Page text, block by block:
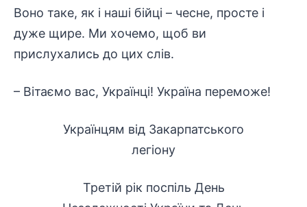
Воно таке, як і наші бійці – чесне, просте і
дуже щире. Ми хочемо, щоб ви
прислухались до цих слів.
– Вітаємо вас, Українці! Україна переможе!
Українцям від Закарпатського
легіону
Третій рік поспіль День